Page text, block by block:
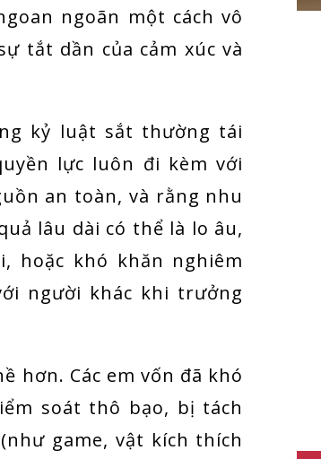
ngoãn một cách vô
tắt dần của cảm xúc và
kỷ luật sắt thường tái
lực luôn đi kèm với
an toàn, và rằng nhu
lâu dài có thể là lo âu,
hoặc khó khăn nghiêm
người khác khi trưởng
hơn. Các em vốn đã khó
soát thô bạo, bị tách
game, vật kích thích